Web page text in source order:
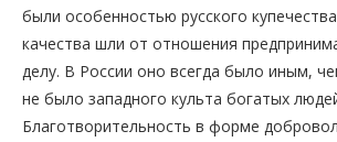
были особенностью русского
качества шли от отношения
делу. В России оно всегда было иным,
не было западного культа богатых
Благотворительность в форме